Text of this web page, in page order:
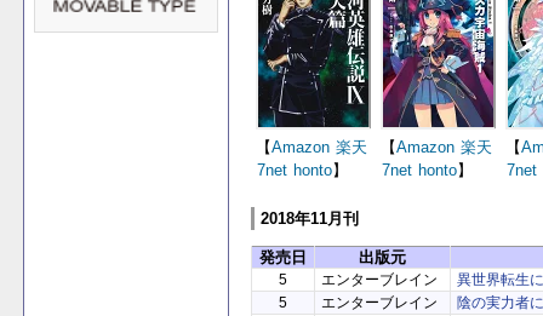
【Amazon 楽天
7net honto】
【Amazon 楽天
7net honto】
【
7net
2018年11月刊
発売日 出版元
5 エンターブレイン
異世界転生
5
エンターブレイン
陰の実力者